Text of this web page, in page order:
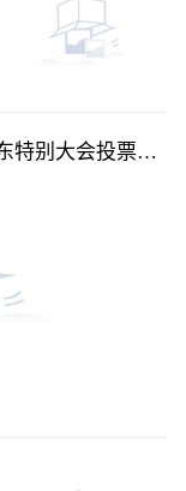
特别大会投票通